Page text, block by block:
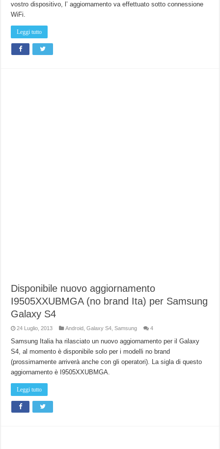
vostro dispositivo, l’ aggiornamento va effettuato sotto connessione
WiFi.
Leggi tutto
Disponibile nuovo aggiornamento
I9505XXUBMGA (no brand Ita) per Samsung
Galaxy S4
24 Luglio, 2013 Android ,Galaxy S4 ,Samsung 4
Samsung Italia ha rilasciato un nuovo aggiornamento per il Galaxy
S4, al momento è disponibile solo per i modelli no brand
(prossimamente arriverà anche con gli operatori). La sigla di questo
aggiornamento è I9505XXUBMGA.
Leggi tutto